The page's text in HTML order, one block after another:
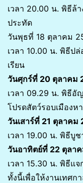
เวลา 20.00 น. พิธีล้
ประทัด
วันพุธที่ 18 ตุลาคม
เวลา 10.00 น. พิธีป
เรียน
วันศุกร์ที่ 20 ตุลาคม
เวลา 09.29 น. พิธีอั
โปรดสัตว์รอบเมืองห
วันเสาร์ที่ 21 ตุลาคม
เวลา 19.00 น. พิธีบู
วันอาทิตย์ที่ 22 ตุลา
เวลา 15.30 น. พิธีแ
ทั้งนี้เพื่อให้งานเทศก